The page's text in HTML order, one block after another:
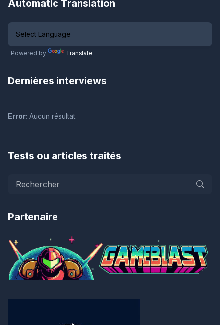
Automatic Translation
Powered by Translate
Dernières interviews
Error: Aucun résultat.
Tests ou articles traités
Partenaire